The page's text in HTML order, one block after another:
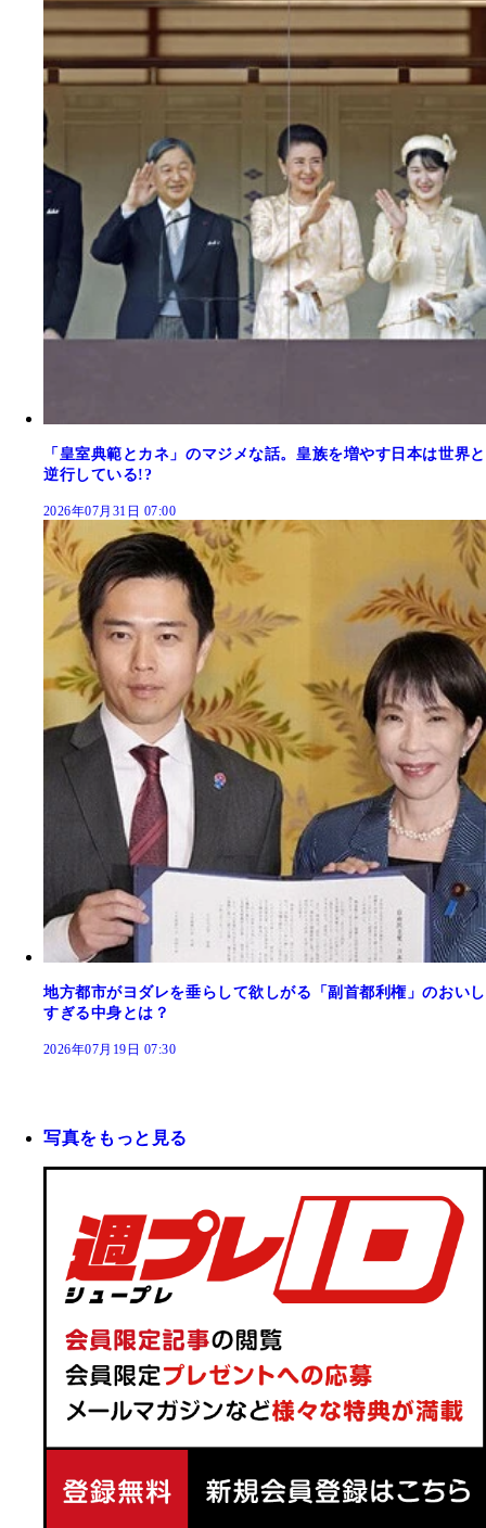
「皇室典範とカネ」のマジメな話。皇族を増やす日本は世界と
逆行している!?
2026年07月31日 07:00
地方都市がヨダレを垂らして欲しがる「副首都利権」のおいし
すぎる中身とは？
2026年07月19日 07:30
写真をもっと見る